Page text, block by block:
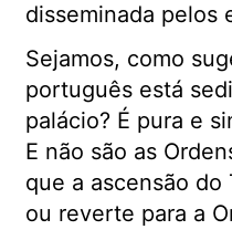
disseminada pelos
Sejamos, como
português está
palácio? É pura e
E não são as
que a ascensão
ou reverte para a